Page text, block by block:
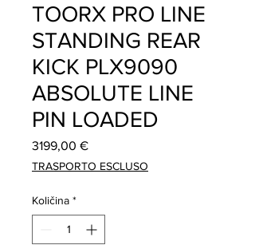
TOORX PRO LINE
STANDING REAR
KICK PLX9090
ABSOLUTE LINE
PIN LOADED
3199,00 €Price
TRASPORTO ESCLUSO
Količina *